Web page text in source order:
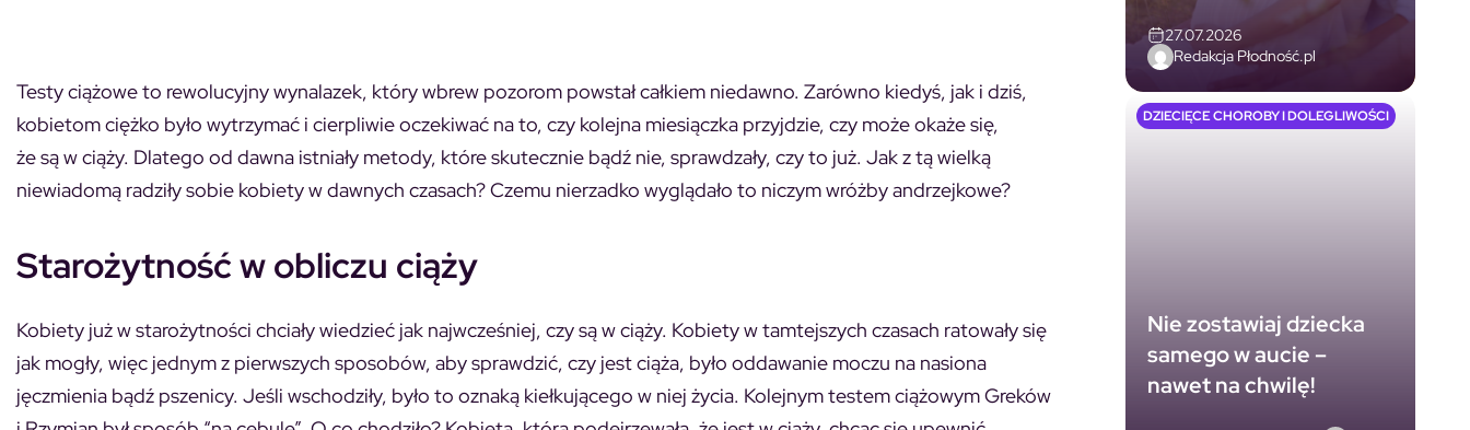
Testy ciążowe to rewolucyjny wynalazek, który wbrew pozorom powstał całkiem niedawno. Zarówno kiedyś, jak i dziś,
kobietom ciężko było wytrzymać i cierpliwie oczekiwać na to, czy kolejna miesiączka przyjdzie, czy może okaże się,
że są w ciąży. Dlatego od dawna istniały metody, które skutecznie bądź nie, sprawdzały, czy to już. Jak z tą wielką
niewiadomą radziły sobie kobiety w dawnych czasach? Czemu nierzadko wyglądało to niczym wróżby andrzejkowe?
Starożytność w obliczu ciąży
Kobiety już w starożytności chciały wiedzieć jak najwcześniej, czy są w ciąży. Kobiety w tamtejszych czasach ratowały się
jak mogły, więc jednym z pierwszych sposobów, aby sprawdzić, czy jest ciąża, było oddawanie moczu na nasiona
jęczmienia bądź pszenicy. Jeśli wschodziły, było to oznaką kiełkującego w niej życia. Kolejnym testem ciążowym Greków
27.07.2026
Redakcja Płodność.pl
Nie zostawiaj dziecka
samego w aucie –
nawet na chwilę!
DZIECIĘCE CHOROBY I DOLEGLIWOŚCI